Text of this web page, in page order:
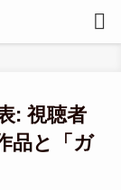
: 視聴者
品と「ガ